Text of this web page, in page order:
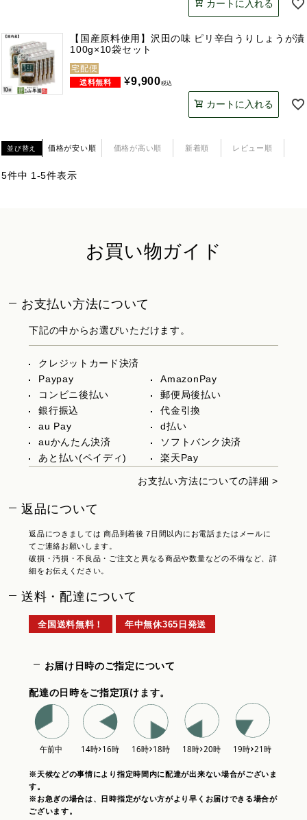
カートに入れる
【国産原料使用】沢田の味 ピリ辛白うりしょうが漬
100g×10袋セット
宅配便
¥9,900税込
カートに入れる
並び替え 価格が安い順 価格が高い順 新着順 レビュー順
5件中 1-5件表示
お買い物ガイド
お支払い方法について
下記の中からお選びいただけます。
クレジットカード決済
Paypay
AmazonPay
コンビニ後払い
郵便局後払い
銀行振込
代金引換
au Pay
d払い
auかんたん決済
ソフトバンク決済
あと払い(ペイディ)
楽天Pay
お支払い方法についての詳細 >
返品について
返品につきましては 商品到着後 7日間以内にお電話またはメールに
てご連絡お願いします。
破損・汚損・不良品・ご注文と異なる商品や数量などの不備など、詳
細をお伝えください。
送料・配達について
全国送料無料！ 年中無休365日発送
お届け日時のご指定について
配達の日時をご指定頂けます。
※天候などの事情により指定時間内に配達が出来ない場合がございま
す。
※お急ぎの場合は、日時指定がない方がより早くお届けできる場合が
ございます。